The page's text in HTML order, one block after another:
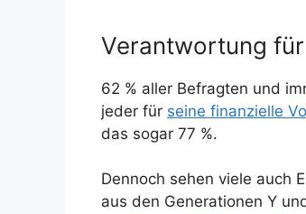
Verantwortung
62 % aller Befragten und
jeder für seine finanzielle
das sogar 77 %.
Dennoch sehen viele auch
aus den Generationen Y